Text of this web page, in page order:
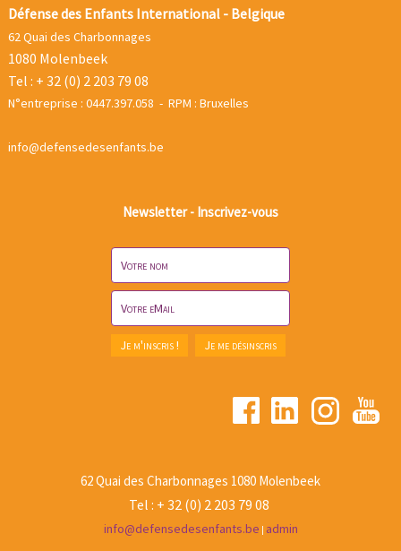
Défense des Enfants International - Belgique
62 Quai des Charbonnages
1080 Molenbeek
Tel : + 32 (0) 2 203 79 08
N°entreprise : 0447.397.058 - RPM : Bruxelles
info@defensedesenfants.be
Newsletter - Inscrivez-vous
62 Quai des Charbonnages 1080 Molenbeek
Tel : + 32 (0) 2 203 79 08
info@defensedesenfants.be admin